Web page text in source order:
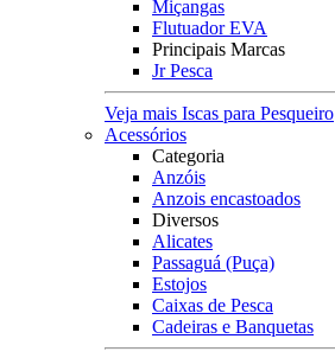
Miçangas
Flutuador EVA
Principais Marcas
Jr Pesca
Veja mais Iscas para Pesqueiro
Acessórios
Categoria
Anzóis
Anzois encastoados
Diversos
Alicates
Passaguá (Puça)
Estojos
Caixas de Pesca
Cadeiras e Banquetas